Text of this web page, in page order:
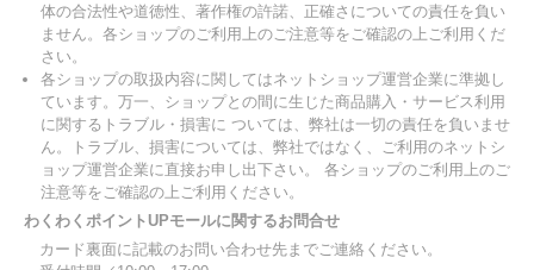
体の合法性や道徳性、著作権の許諾、正確さについての責任を負い
ません。各ショップのご利用上のご注意等をご確認の上ご利用くだ
さい。
各ショップの取扱内容に関してはネットショップ運営企業に準拠し
ています。万一、ショップとの間に生じた商品購入・サービス利用
に関するトラブル・損害に ついては、弊社は一切の責任を負いませ
ん。トラブル、損害については、弊社ではなく、ご利用のネットシ
ョップ運営企業に直接お申し出下さい。 各ショップのご利用上のご
注意等をご確認の上ご利用ください。
わくわくポイントUPモールに関するお問合せ
カード裏面に記載のお問い合わせ先までご連絡ください。